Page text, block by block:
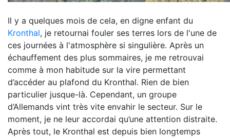
Il y a quelques mois de cela, en digne enfant du
Kronthal, je retournai fouler ses terres lors de l'une de
ces journées à l'atmosphère si singulière. Après un
échauffement des plus sommaires, je me retrouvai
comme à mon habitude sur la vire permettant
d’accéder au plafond du Kronthal. Rien de bien
particulier jusque-là. Cependant, un groupe
d’Allemands vint très vite envahir le secteur. Sur le
moment, je ne leur accordai qu’une attention distraite.
Après tout, le Kronthal est depuis bien longtemps